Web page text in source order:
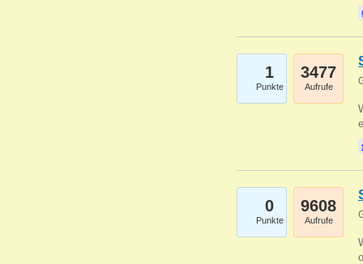
1
Punkte
3477
Aufrufe
0
Punkte
9608
Aufrufe